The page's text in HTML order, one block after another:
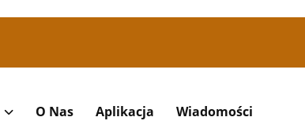
O Nas Aplikacja Wiadomości